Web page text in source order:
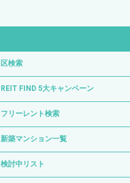
区検索
REIT FIND 5大キャンペーン
フリーレント検索
新築マンション一覧
検討中リスト